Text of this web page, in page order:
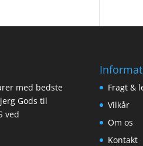
med bedste
Gods til
ved
Fragt &
Vilkår
Om os
Kontakt